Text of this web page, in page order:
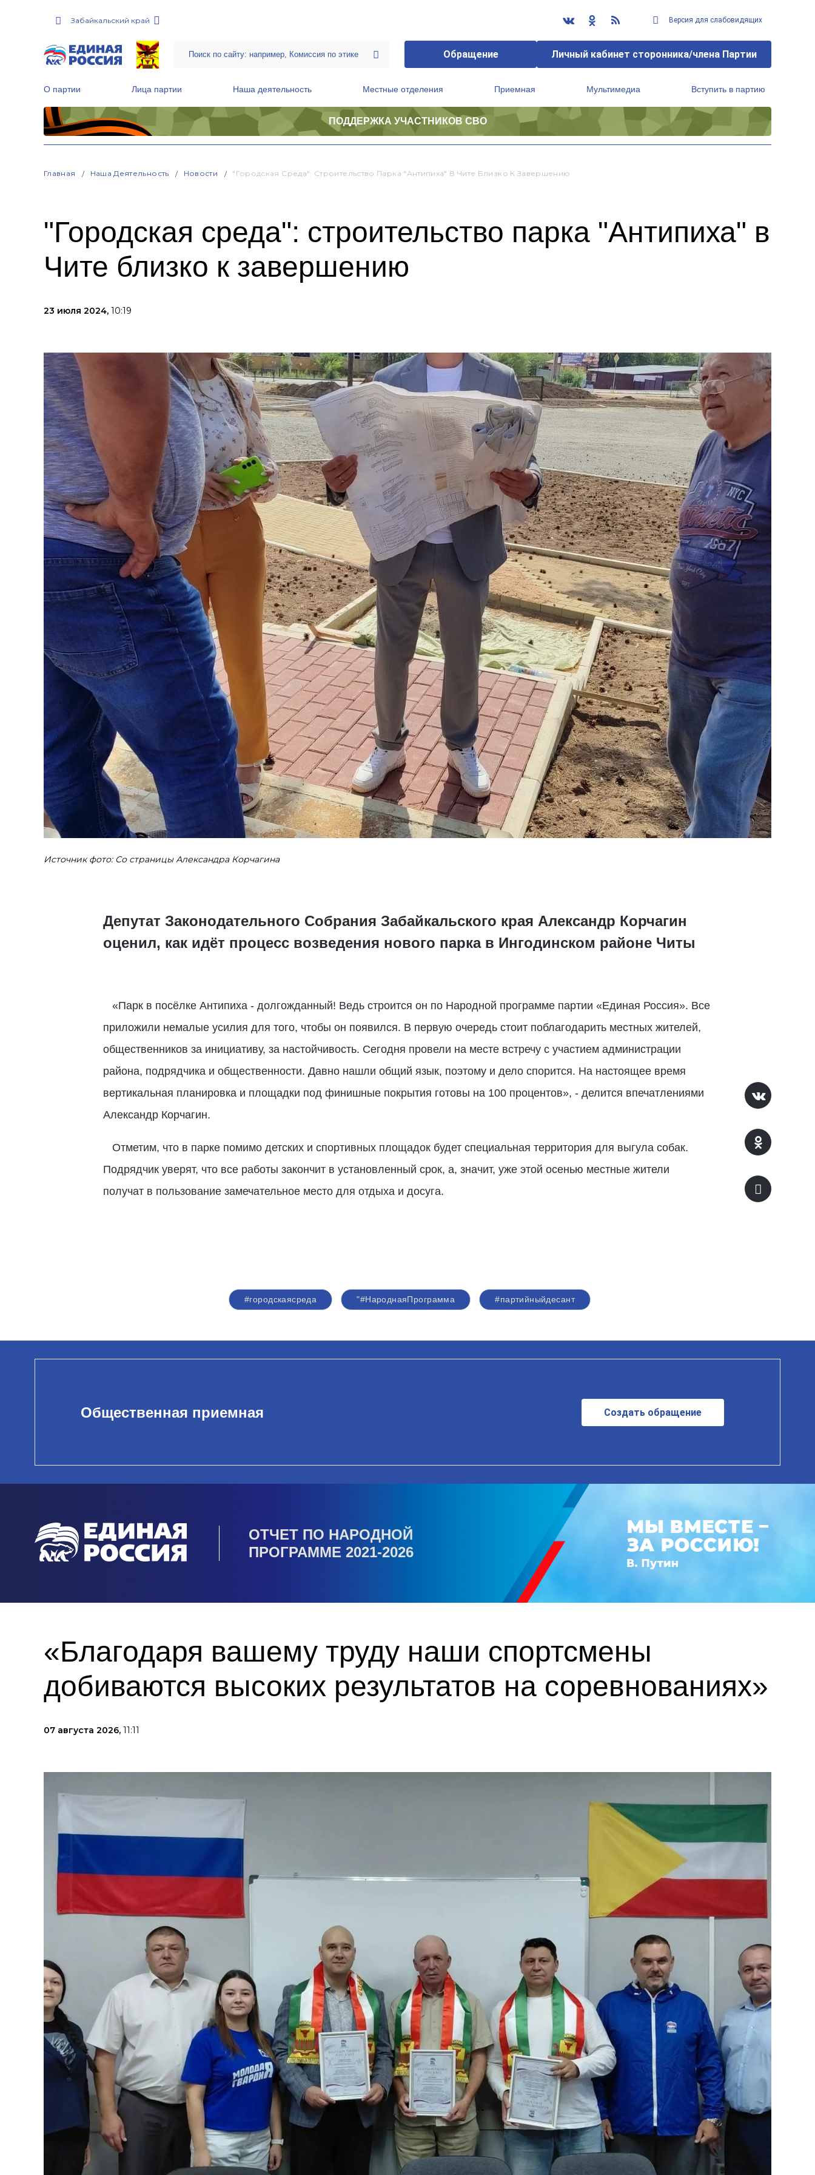
Забайкальский край Версия для слабовидящих
Обращение Личный кабинет сторонника/члена Партии
О партии Лица партии Наша деятельность Местные отделения Приемная Мультимедиа Вступить в партию
ПОДДЕРЖКА УЧАСТНИКОВ СВО
Главная Наша Деятельность Новости "Городская Среда": Строительство Парка "Антипиха" В Чите Близко К Завершению
"Городская среда": строительство парка "Антипиха" в
Чите близко к завершению
23 июля 2024, 10:19
Источник фото: Со страницы Александра Корчагина
Депутат Законодательного Собрания Забайкальского края Александр Корчагин
оценил, как идёт процесс возведения нового парка в Ингодинском районе Читы
«Парк в посёлке Антипиха - долгожданный! Ведь строится он по Народной программе партии «Единая Россия». Все
приложили немалые усилия для того, чтобы он появился. В первую очередь стоит поблагодарить местных жителей,
общественников за инициативу, за настойчивость. Сегодня провели на месте встречу с участием администрации
района, подрядчика и общественности. Давно нашли общий язык, поэтому и дело спорится. На настоящее время
вертикальная планировка и площадки под финишные покрытия готовы на 100 процентов», - делится впечатлениями
Александр Корчагин.
Отметим, что в парке помимо детских и спортивных площадок будет специальная территория для выгула собак.
Подрядчик уверят, что все работы закончит в установленный срок, а, значит, уже этой осенью местные жители
получат в пользование замечательное место для отдыха и досуга.
#городскаясреда "#НароднаяПрограмма #партийныйдесант
Общественная приемная Создать обращение
ОТЧЕТ ПО НАРОДНОЙ
ПРОГРАММЕ 2021-2026
«Благодаря вашему труду наши спортсмены
добиваются высоких результатов на соревнованиях»
07 августа 2026, 11:11